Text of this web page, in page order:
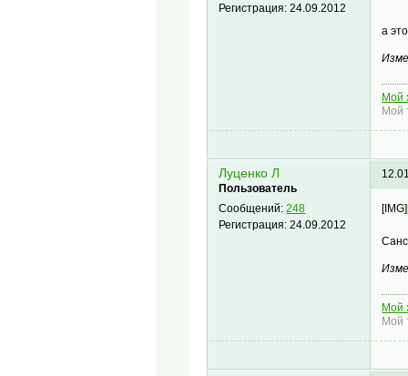
Регистрация:24.09.2012
а
Мой
Мой
Луценко Л
Пользователь
Сообщений:248
Регистрация:24.09.2012
[IMG]
Мой
Мой